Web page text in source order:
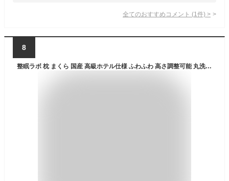
全てのおすすめコメント (1 件) >
8
整眠ラボ 枕 まくら 国産 高級ホテル仕様 ふわふわ 高さ調整可能 丸洗い可能 立体構造 63x43cm 首が痛くならない ブラック (ブラック, 枕1個 (63×43cm))